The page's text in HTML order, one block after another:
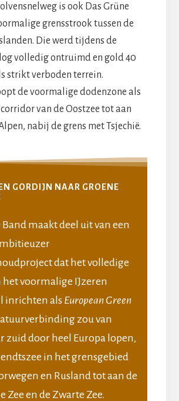
is ook Das Grüne
grensstrook tussen de
Die werd tijdens de
volledig ontruimd en gold 40
strikt verboden terrein.
de voormalige dodenzone als
van de Oostzee tot aan
nabij de grens met Tsjechië.
GORDIJN NAAR GROENE
Band maakt deel uit van een
dat het volledige
het voormalige IJzeren
inrichten als European Green
zou van
zuid door heel Europa lopen,
in het grensgebied
en Rusland tot aan de
Zee en de Zwarte Zee.